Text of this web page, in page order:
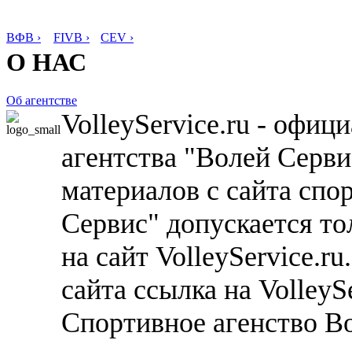
ВФВ › FIVB › CEV ›
О НАС
Об агентстве
VolleyService.ru -
агентства "Волей
материалов с сайта
Сервис" допускается
на сайт
сайта ссылка на
Спортивное агенство